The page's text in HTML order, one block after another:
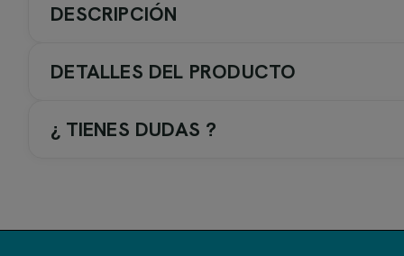
DESCRIPCIÓN
DETALLES DEL PRODUCTO
¿ TIENES DUDAS ?